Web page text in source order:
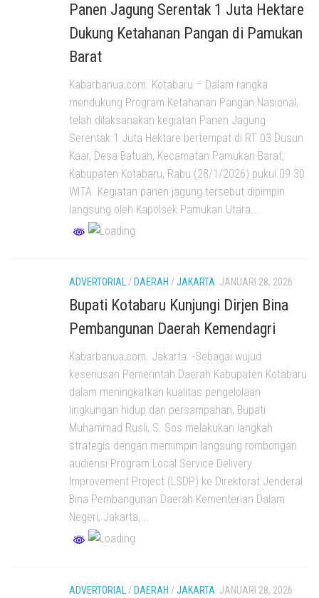
Panen Jagung Serentak 1 Juta Hektare
Dukung Ketahanan Pangan di Pamukan
Barat
Kabarbanua,com. Kotabaru – Dalam rangka
mendukung Program Ketahanan Pangan Nasional,
telah dilaksanakan kegiatan Panen Jagung
Serentak 1 Juta Hektare bertempat di RT 03 Dusun
Kaar, Desa Batuah, Kecamatan Pamukan Barat,
Kabupaten Kotabaru, Rabu (28/1/2026) pukul 09.30
WITA. Kegiatan panen jagung tersebut dipimpin
langsung oleh Kapolsek Pamukan Utara...
ADVERTORIAL/ DAERAH /JAKARTA JANUARI 28, 2026
Bupati Kotabaru Kunjungi Dirjen Bina
Pembangunan Daerah Kemendagri
Kabarbanua,com. Jakarta -Sebagai wujud
keseriusan Pemerintah Daerah Kabupaten Kotabaru
dalam meningkatkan kualitas pengelolaan
lingkungan hidup dan persampahan, Bupati
Muhammad Rusli, S. Sos melakukan langkah
strategis dengan memimpin langsung rombongan
audiensi Program Local Service Delivery
Improvement Project (LSDP) ke Direktorat Jenderal
Bina Pembangunan Daerah Kementerian Dalam
Negeri, Jakarta,...
ADVERTORIAL / DAERAH /JAKARTA JANUARI 28, 2026